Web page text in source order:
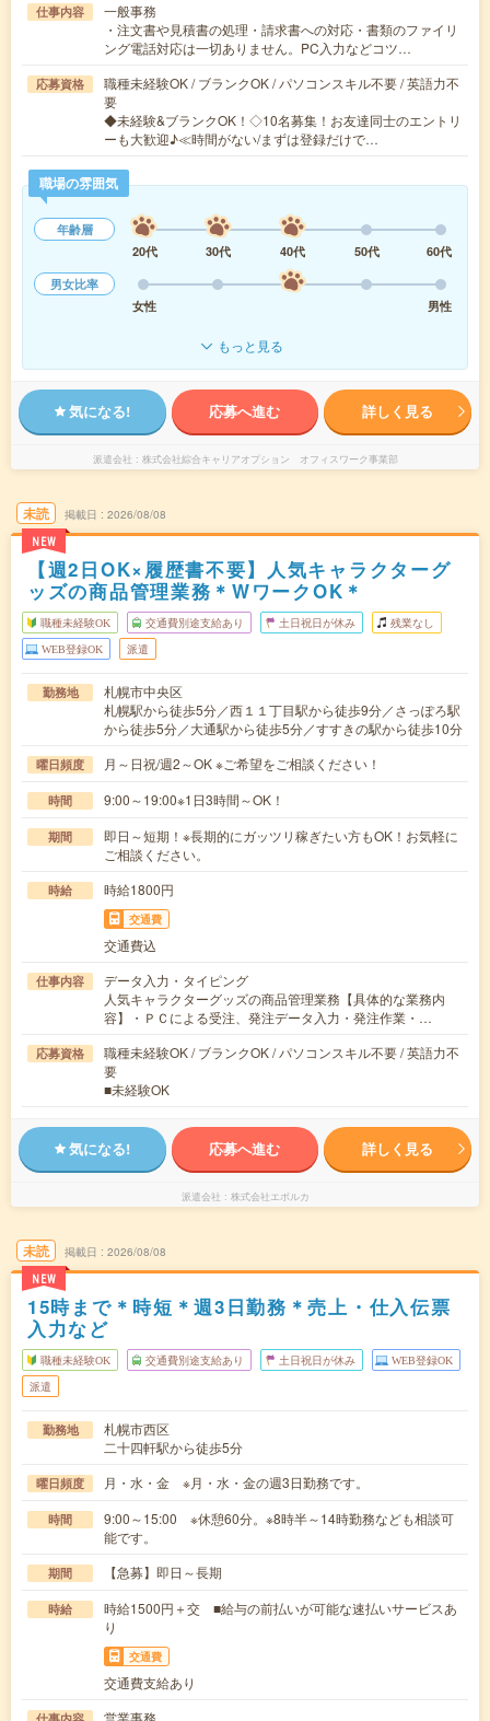
仕事内容
一般事務
・注文書や見積書の処理・請求書への対応・書類のファイリ
ング電話対応は一切ありません。PC入力などコツ…
応募資格
職種未経験OK / ブランクOK / パソコンスキル不要 / 英語力不
要
◆未経験&ブランクOK！◇10名募集！お友達同士のエントリ
ーも大歓迎♪≪時間がない/まずは登録だけで…
職場の雰囲気
年齢層
20代
30代 40代 50代
60代
男女比率
女性
男性
もっと見る
気になる! 応募へ進む 詳しく見る
派遣会社 株式会社綜合キャリアオプション オフィスワーク事業部
未読
NEW
掲載日 2026/08/08
【週2日OK×履歴書不要】人気キャラクターグ
ッズの商品管理業務＊WワークOK＊
職種未経験OK 交通費別途支給あり 土日祝日が休み 残業なし
WEB登録OK 派遣
勤務地
札幌市中央区
札幌駅から徒歩5分／西１１丁目駅から徒歩9分／さっぽろ駅
から徒歩5分／大通駅から徒歩5分／すすきの駅から徒歩10分
曜日頻度 月～日祝/週2～OK ※ご希望をご相談ください！
時間 9:00～19:00※1日3時間～OK！
期間
即日～短期！※長期的にガッツリ稼ぎたい方もOK！お気軽に
ご相談ください。
時給 時給1800円
交通費
交通費込
仕事内容
データ入力・タイピング
人気キャラクターグッズの商品管理業務【具体的な業務内
容】・ＰＣによる受注、発注データ入力・発注作業・…
応募資格
職種未経験OK / ブランクOK / パソコンスキル不要 / 英語力不
要
■未経験OK
気になる! 応募へ進む 詳しく見る
派遣会社 株式会社エボルカ
未読
NEW
掲載日 2026/08/08
15時まで＊時短＊週3日勤務＊売上・仕入伝票
入力など
職種未経験OK 交通費別途支給あり 土日祝日が休み WEB登録OK
派遣
勤務地
札幌市西区
二十四軒駅から徒歩5分
曜日頻度 月・水・金 ※月・水・金の週3日勤務です。
時間
9:00～15:00 ※休憩60分。※8時半～14時勤務なども相談可
能です。
期間 【急募】即日～長期
時給
時給1500円＋交 ■給与の前払いが可能な速払いサービスあ
り
交通費
交通費支給あり
営業事務